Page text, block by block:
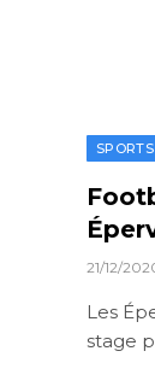
SPORTS
21/12/
Les
stage